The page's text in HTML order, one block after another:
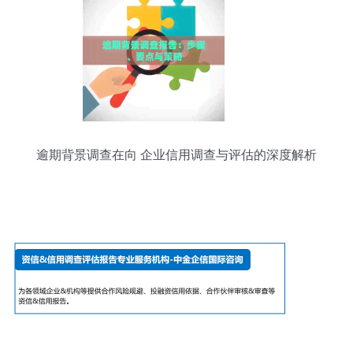
逾期背景调查在向 企业信用调查与评估的深度解析